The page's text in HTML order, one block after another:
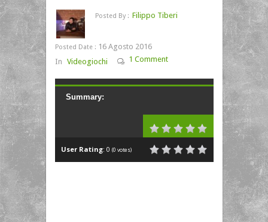
Posted By : Filippo Tiberi
Posted Date : 16 Agosto 2016
In Videogiochi 1 Comment
Summary:
User Rating: 0 (0 votes)